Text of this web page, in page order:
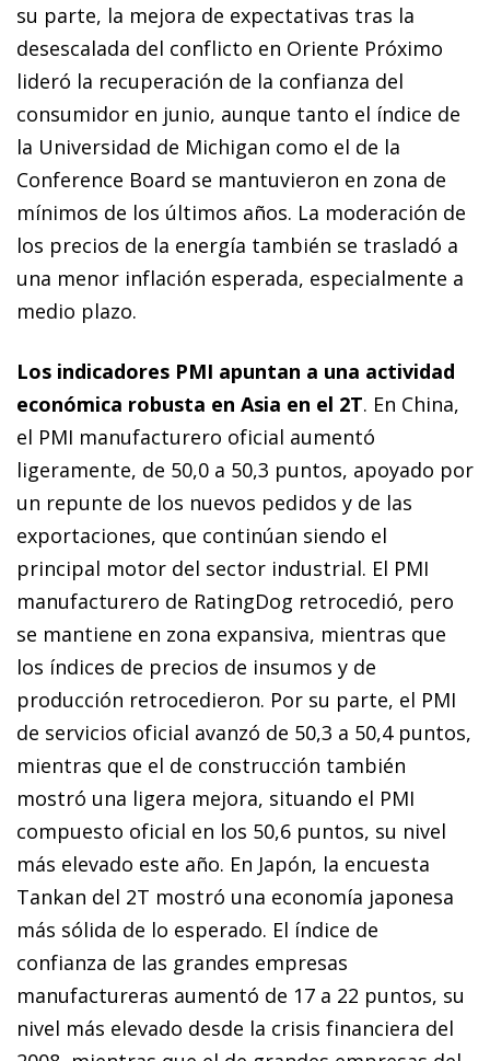
su parte, la mejora de expectativas tras la
desescalada del conflicto en Oriente Próximo
lideró la recuperación de la confianza del
consumidor en junio, aunque tanto el índice de
la Universidad de Michigan como el de la
Conference Board se mantuvieron en zona de
mínimos de los últimos años. La moderación de
los precios de la energía también se trasladó a
una menor inflación esperada, especialmente a
medio plazo.
Los indicadores PMI apuntan a una actividad
económica robusta en Asia en el 2T. En China,
el PMI manufacturero oficial aumentó
ligeramente, de 50,0 a 50,3 puntos, apoyado por
un repunte de los nuevos pedidos y de las
exportaciones, que continúan siendo el
principal motor del sector industrial. El PMI
manufacturero de RatingDog retrocedió, pero
se mantiene en zona expansiva, mientras que
los índices de precios de insumos y de
producción retrocedieron. Por su parte, el PMI
de servicios oficial avanzó de 50,3 a 50,4 puntos,
mientras que el de construcción también
mostró una ligera mejora, situando el PMI
compuesto oficial en los 50,6 puntos, su nivel
más elevado este año. En Japón, la encuesta
Tankan del 2T mostró una economía japonesa
más sólida de lo esperado. El índice de
confianza de las grandes empresas
manufactureras aumentó de 17 a 22 puntos, su
nivel más elevado desde la crisis financiera del